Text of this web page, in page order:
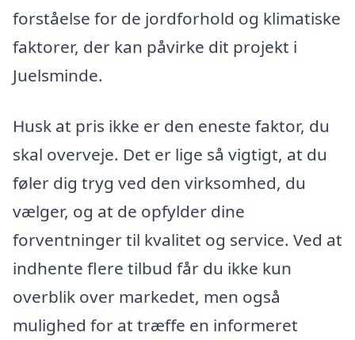
forståelse for de jordforhold og klimatiske
faktorer, der kan påvirke dit projekt i
Juelsminde.
Husk at pris ikke er den eneste faktor, du
skal overveje. Det er lige så vigtigt, at du
føler dig tryg ved den virksomhed, du
vælger, og at de opfylder dine
forventninger til kvalitet og service. Ved at
indhente flere tilbud får du ikke kun
overblik over markedet, men også
mulighed for at træffe en informeret